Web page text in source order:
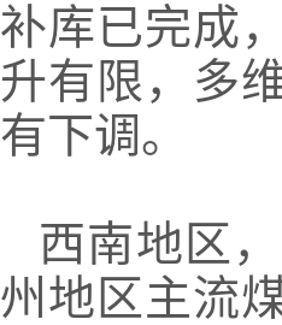
补库已完成
升有限，多
有下调。
西南地区
州地区主流